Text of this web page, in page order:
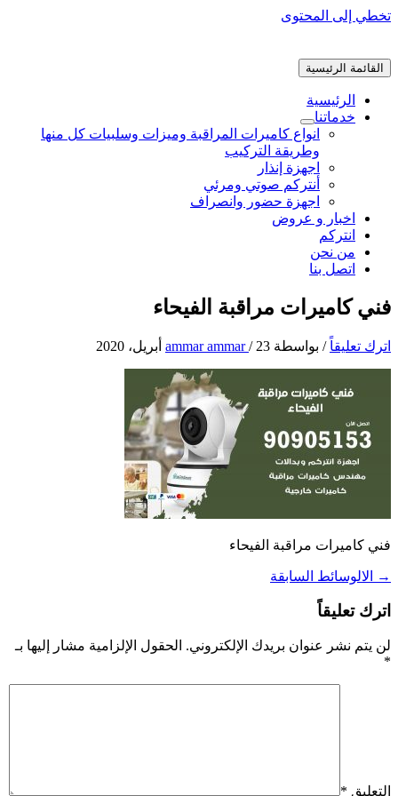
تخطي إلى المحتوى
القائمة الرئيسية
الرئيسية
خدماتنا
انواع كاميرات المراقبة وميزات وسلبيات كل منها
وطريقة التركيب
اجهزة إنذار
أنتركم صوتي ومرئي
اجهزة حضور وانصراف
اخبار و عروض
انتركم
من نحن
اتصل بنا
فني كاميرات مراقبة الفيحاء
اترك تعليقاً / بواسطة ammar ammar/ 23 أبريل، 2020
فني كاميرات مراقبة الفيحاء
→ الالوسائط السابقة
اترك تعليقاً
لن يتم نشر عنوان بريدك الإلكتروني. الحقول الإلزامية مشار إليها بـ
*
التعليق *